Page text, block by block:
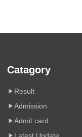
Catagory
Result
Admission
Admit card
Latest Update